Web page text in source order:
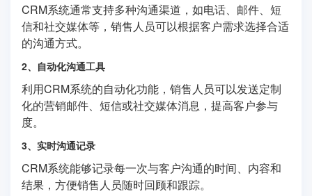
CRM系统通常支持多种沟通渠道，如电话、邮件、短
信和社交媒体等，销售人员可以根据客户需求选择合适
的沟通方式。
2、自动化沟通工具
利用CRM系统的自动化功能，销售人员可以发送定制
化的营销邮件、短信或社交媒体消息，提高客户参与
度。
3、实时沟通记录
CRM系统能够记录每一次与客户沟通的时间、内容和
结果，方便销售人员随时回顾和跟踪。